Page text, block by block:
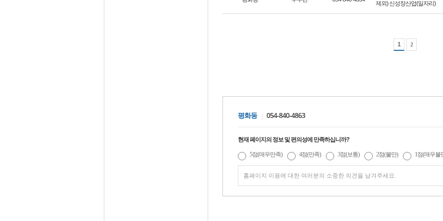
제외) 신성장산업(일자리)
1 2
평화동 054-840-4863
현재 페이지의 정보 및 편의성에 만족하십니까?
5점(매우만족) 4점(만족) 3점(보통) 2점(불만) 1점(매우불